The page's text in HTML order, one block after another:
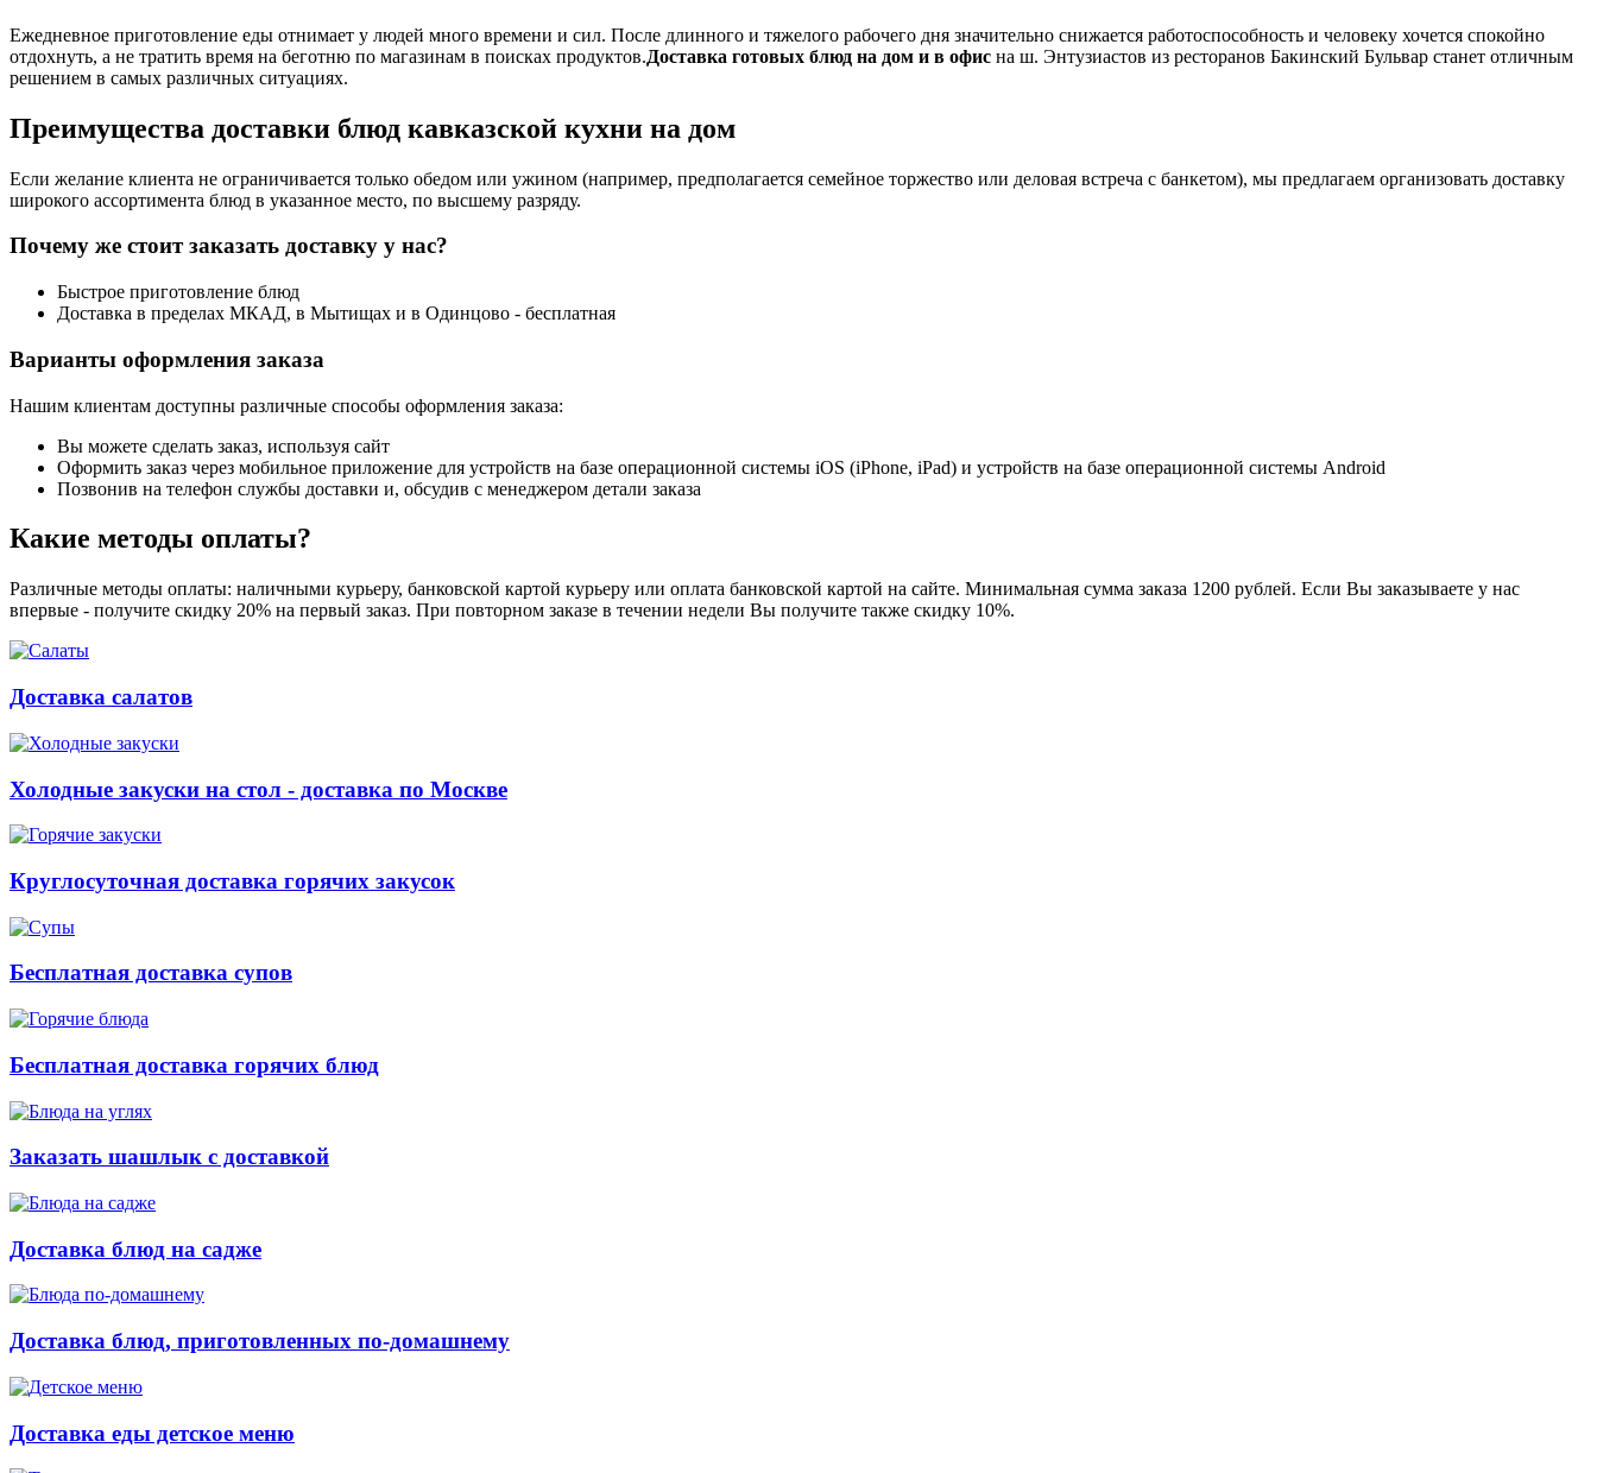
Ежедневное приготовление еды отнимает у людей много времени и сил. После длинного и тяжелого рабочего дня значительно снижается работоспособность и человеку хочется спокойно
отдохнуть, а не тратить время на беготню по магазинам в поисках продуктов.Доставка готовых блюд на дом и в офис на ш. Энтузиастов из ресторанов Бакинский Бульвар станет отличным
решением в самых различных ситуациях.
Преимущества доставки блюд кавказской кухни на дом
Если желание клиента не ограничивается только обедом или ужином (например, предполагается семейное торжество или деловая встреча с банкетом), мы предлагаем организовать доставку
широкого ассортимента блюд в указанное место, по высшему разряду.
Почему же стоит заказать доставку у нас?
Быстрое приготовление блюд
Доставка в пределах МКАД, в Мытищах и в Одинцово - бесплатная
Варианты оформления заказа
Нашим клиентам доступны различные способы оформления заказа:
Вы можете сделать заказ, используя сайт
Оформить заказ через мобильное приложение для устройств на базе операционной системы iOS (iPhone, iPad) и устройств на базе операционной системы Android
Позвонив на телефон службы доставки и, обсудив с менеджером детали заказа
Какие методы оплаты?
Различные методы оплаты: наличными курьеру, банковской картой курьеру или оплата банковской картой на сайте. Минимальная сумма заказа 1200 рублей. Если Вы заказываете у нас
впервые - получите скидку 20% на первый заказ. При повторном заказе в течении недели Вы получите также скидку 10%.
Доставка салатов
Холодные закуски на стол - доставка по Москве
Круглосуточная доставка горячих закусок
Бесплатная доставка супов
Бесплатная доставка горячих блюд
Заказать шашлык с доставкой
Доставка блюд на садже
Доставка блюд, приготовленных по-домашнему
Доставка еды детское меню